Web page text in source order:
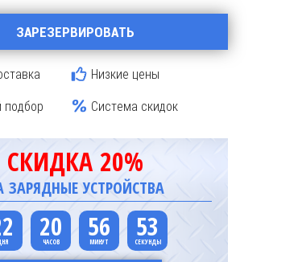
ЗАРЕЗЕРВИРОВАТЬ
Низкие цены
подбор
Система скидок
СКИДКА 20%
ЗАРЯДНЫЕ УСТРОЙСТВА
20 56 52